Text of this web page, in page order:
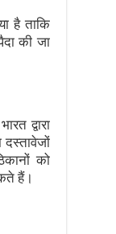
है ताकि
की जा
द्वारा
को
हैं।